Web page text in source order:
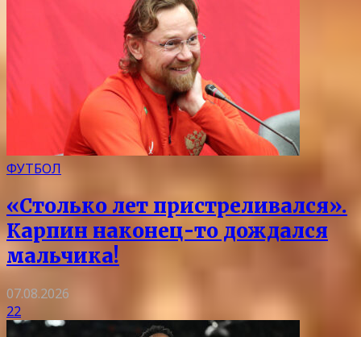
ФУТБОЛ
«Столько лет пристреливался».
Карпин наконец-то дождался
мальчика!
07.08.2026
22